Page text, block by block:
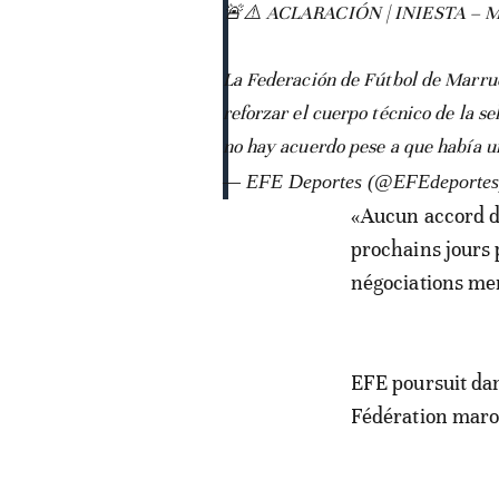
🚨⚠️ ACLARACIÓN | INIESTA –
La Federación de Fútbol de
reforzar el cuerpo técnico de la
no hay acuerdo pese a que había
— EFE Deportes
«Aucun accord
prochains jours
négociations
EFE poursuit
Fédération